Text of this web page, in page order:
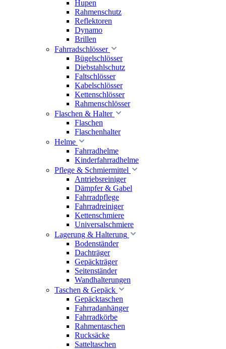
Hupen
Rahmenschutz
Reflektoren
Dynamo
Brillen
Fahrradschlösser
Bügelschlösser
Diebstahlschutz
Faltschlösser
Kabelschlösser
Kettenschlösser
Rahmenschlösser
Flaschen & Halter
Flaschen
Flaschenhalter
Helme
Fahrradhelme
Kinderfahrradhelme
Pflege & Schmiermittel
Antriebsreiniger
Dämpfer & Gabel
Fahrradpflege
Fahrradreiniger
Kettenschmiere
Universalschmiere
Lagerung & Halterung
Bodenständer
Dachträger
Gepäckträger
Seitenständer
Wandhalterungen
Taschen & Gepäck
Gepäcktaschen
Fahrradanhänger
Fahrradkörbe
Rahmentaschen
Rucksäcke
Satteltaschen